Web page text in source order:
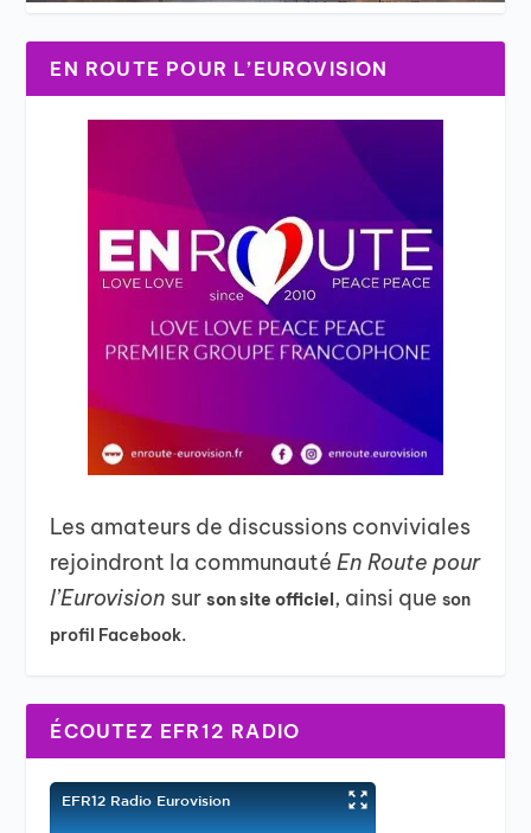
EN ROUTE POUR L’EUROVISION
Les amateurs de discussions conviviales
rejoindront la communautéEn Route pour
l’Eurovision surson site officiel, ainsi queson
profil Facebook.
ÉCOUTEZ EFR12 RADIO